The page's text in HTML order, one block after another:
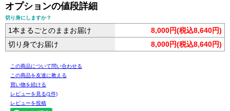
オプションの値段詳細
切り身にしますか？
1本まるごとのままお届け
8,000円(税込8,640円)
切り身でお届け
8,000円(税込8,640円)
この商品について問い合わせる
この商品を友達に教える
買い物を続ける
レビューを見る(1件)
レビューを投稿